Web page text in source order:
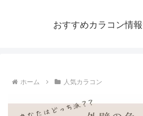
おすすめカラコン情
ホーム 人気カラコン